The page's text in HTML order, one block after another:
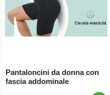
Pantaloncini da donna con
fascia addominale